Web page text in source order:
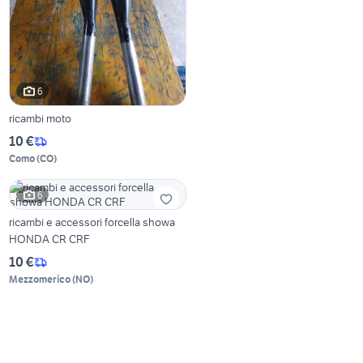
6
ricambi moto
10 €
Como(CO)
6
ricambi e accessori forcella showa
HONDA CR CRF
10 €
Mezzomerico(NO)